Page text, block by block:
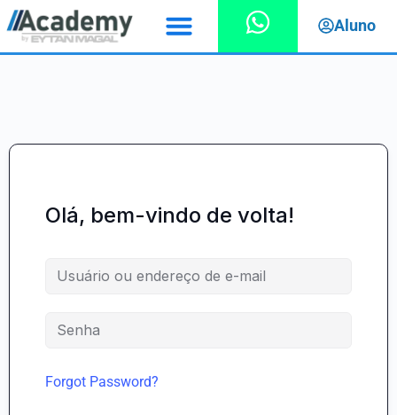
Aluno
Olá, bem-vindo de volta!
Forgot Password?